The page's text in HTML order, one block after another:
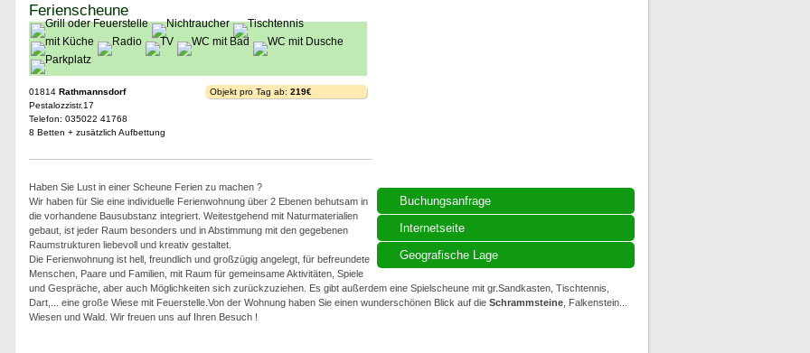
Buchungsanfrage
Internetseite
Geografische Lage
Ferienscheune
01814 Rathmannsdorf
Pestalozzistr.17
Telefon: 035022 41768
8 Betten + zusätzlich Aufbettung
Objekt pro Tag ab: 219€
Haben Sie Lust in einer Scheune Ferien zu machen ?
Wir haben für Sie eine individuelle Ferienwohnung über 2 Ebenen behutsam in
die vorhandene Bausubstanz integriert. Weitestgehend mit Naturmaterialien
gebaut, ist jeder Raum besonders und in Abstimmung mit den gegebenen
Raumstrukturen liebevoll und kreativ gestaltet.
Die Ferienwohnung ist hell, freundlich und großzügig angelegt, für befreundete
Menschen, Paare und Familien, mit Raum für gemeinsame Aktivitäten, Spiele
und Gespräche, aber auch Möglichkeiten sich zurückzuziehen. Es gibt außerdem eine Spielscheune mit gr.Sandkasten, Tischtennis,
Dart,... eine große Wiese mit Feuerstelle.Von der Wohnung haben Sie einen wunderschönen Blick auf die Schrammsteine, Falkenstein...
Wiesen und Wald. Wir freuen uns auf Ihren Besuch !